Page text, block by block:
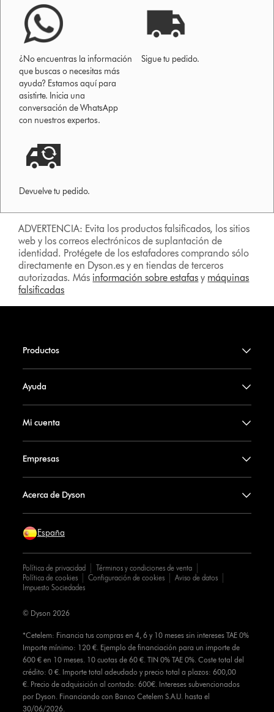
¿No encuentras la información
que buscas o necesitas más
ayuda? Estamos aquí para
asistirte. Inicia una
conversación de WhatsApp
con nuestros expertos.
Sigue tu pedido.
Devuelve tu pedido.
ADVERTENCIA: Evita los productos falsificados, los sitios
web y los correos electrónicos de suplantación de
identidad. Protégete de los estafadores comprando sólo
directamente en Dyson.es y en tiendas de terceros
autorizadas. Más información sobre estafas y máquinas
falsificadas
Productos
Ayuda
Mi cuenta
Empresas
Acerca de Dyson
España
Política de privacidad
Términos y condiciones de venta
Política de cookies
Configuración de cookies
Aviso de datos
Impuesto Sociedades
*Cetelem: Financia tus compras en 4, 6 y 10 meses sin intereses TAE 0%
Importe mínimo: 120 €. Ejemplo de financiación para un importe de
600 € en 10 meses. 10 cuotas de 60 €. TIN 0% TAE 0%. Coste total del
crédito: 0 €. Importe total adeudado y precio total a plazos: 600,00
€. Precio de adquisición al contado: 600€. Intereses subvencionados
por Dyson. Financiando con Banco Cetelem S.A.U. hasta el
30/06/2026.
© Dyson 2026